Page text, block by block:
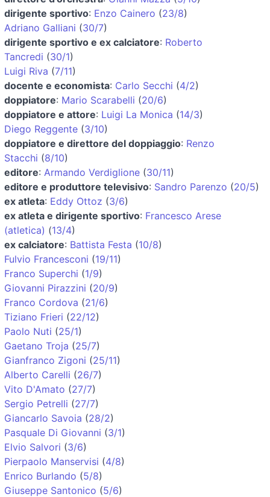
dirigente sportivo: Enzo Cainero (23/8)
Adriano Galliani (30/7)
dirigente sportivo e ex calciatore: Roberto
Tancredi (30/1)
Luigi Riva (7/11)
docente e economista: Carlo Secchi (4/2)
doppiatore: Mario Scarabelli (20/6)
doppiatore e attore: Luigi La Monica (14/3)
Diego Reggente (3/10)
doppiatore e direttore del doppiaggio: Renzo
Stacchi (8/10)
editore: Armando Verdiglione (30/11)
editore e produttore televisivo: Sandro Parenzo (20/5)
ex atleta: Eddy Ottoz (3/6)
ex atleta e dirigente sportivo: Francesco Arese
(atletica) (13/4)
ex calciatore: Battista Festa (10/8)
Fulvio Francesconi (19/11)
Franco Superchi (1/9)
Giovanni Pirazzini (20/9)
Franco Cordova (21/6)
Tiziano Frieri (22/12)
Paolo Nuti (25/1)
Gaetano Troja (25/7)
Gianfranco Zigoni (25/11)
Alberto Carelli (26/7)
Vito D'Amato (27/7)
Sergio Petrelli (27/7)
Giancarlo Savoia (28/2)
Pasquale Di Giovanni (3/1)
Elvio Salvori (3/6)
Pierpaolo Manservisi (4/8)
Enrico Burlando (5/8)
Giuseppe Santonico (5/6)